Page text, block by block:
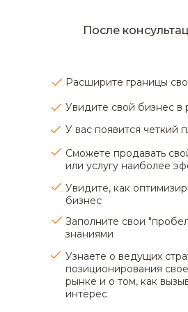
После
Расширите границы
Увидите свой бизнес в
У вас появится четкий
Сможете продавать
или услугу наиболее
Увидите, как
бизнес
Заполните свои
знаниями
Узнаете о ведущих
позиционирования
рынке и о том, как
интерес